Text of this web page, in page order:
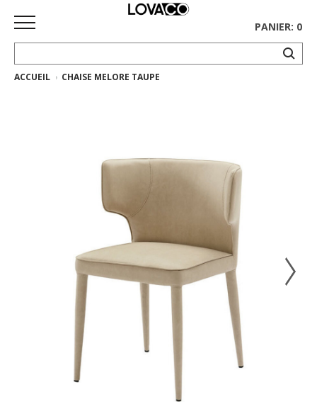
ACCUEIL
démonstrateurs
Luminaires
PANIER: 0
ACCUEIL CHAISE MELORE TAUPE